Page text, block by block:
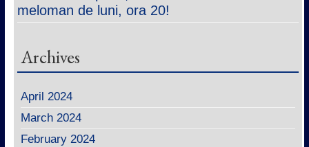
meloman de luni, ora 20!
Archives
April 2024
March 2024
February 2024